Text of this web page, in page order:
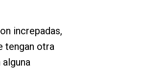
increpadas,
tengan otra